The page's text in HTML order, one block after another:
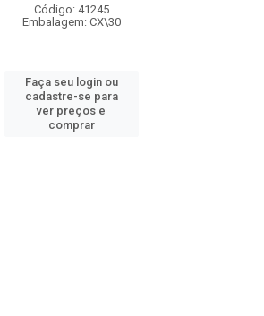
Código: 41245
Embalagem: CX\30
Faça seu login ou
cadastre-se para
ver preços e
comprar